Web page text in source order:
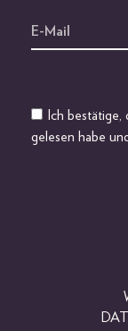
Ich bestätige,
gelesen habe